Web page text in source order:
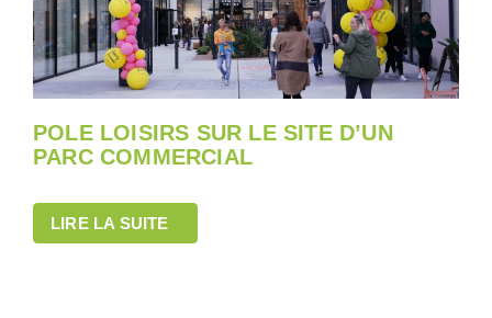
POLE LOISIRS SUR LE SITE D’UN
PARC COMMERCIAL
LIRE LA SUITE